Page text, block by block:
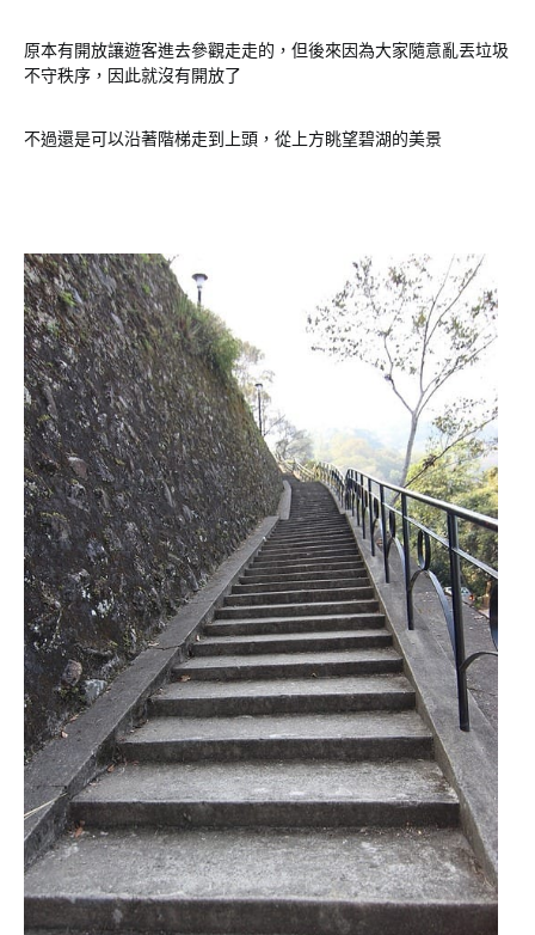
原本有開放讓遊客進去參觀走走的，但後來因為大家隨意亂丟垃圾
不守秩序，因此就沒有開放了
不過還是可以沿著階梯走到上頭，從上方眺望碧湖的美景